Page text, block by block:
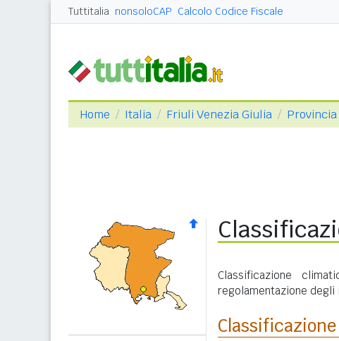
Tuttitalia nonsoloCAP Calcolo Codice Fiscale
Home Italia Friuli Venezia Giulia Provincia
Classificazione
regolamentazione